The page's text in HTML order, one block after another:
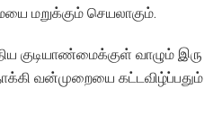
மறுக்கும் செயலாகும்.
குடியாண்மைக்குள் வாழும் இரு
வன்முறையை கட்டவிழ்ப்பதும்